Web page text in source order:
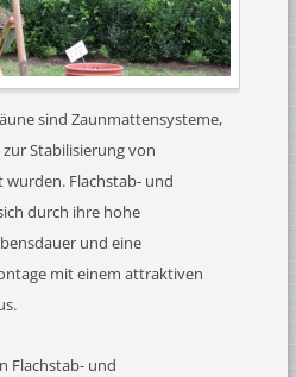
sind Zaunmattensysteme,
Stabilisierung von
Flachstab- und
durch ihre hohe
und eine
mit einem attraktiven
Flachstab- und